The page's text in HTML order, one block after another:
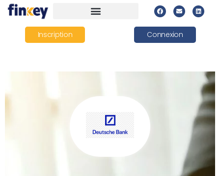
Inscription Connexion